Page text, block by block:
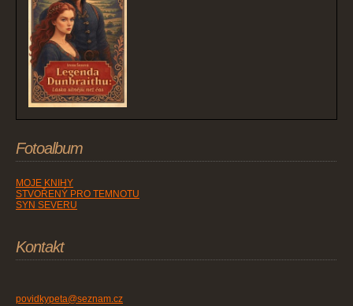
Fotoalbum
MOJE KNIHY
STVOŘENÝ PRO TEMNOTU
SYN SEVERU
Kontakt
povidkypeta@seznam.cz